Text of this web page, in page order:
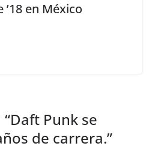
en México
Daft Punk se
de carrera.”